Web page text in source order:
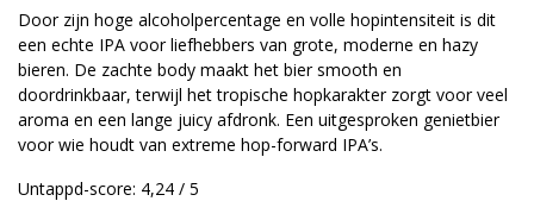
Door zijn hoge alcoholpercentage en volle hopintensiteit is dit
een echte IPA voor liefhebbers van grote, moderne en hazy
bieren. De zachte body maakt het bier smooth en
doordrinkbaar, terwijl het tropische hopkarakter zorgt voor veel
aroma en een lange juicy afdronk. Een uitgesproken genietbier
voor wie houdt van extreme hop-forward IPA’s.
Untappd-score: 4,24 / 5